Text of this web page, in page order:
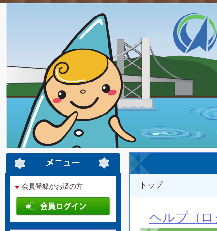
会員登録がお済の方 トップ
ヘルプ（